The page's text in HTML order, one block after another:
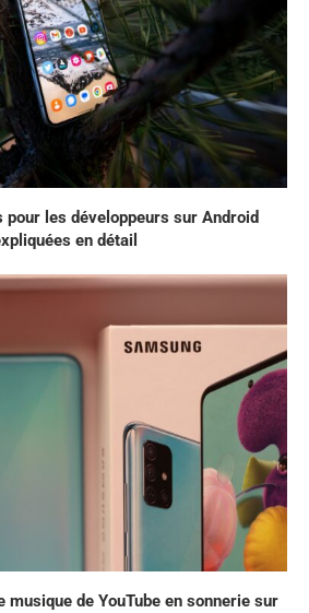
pour les développeurs sur Android
en détail
musique de YouTube en sonnerie sur